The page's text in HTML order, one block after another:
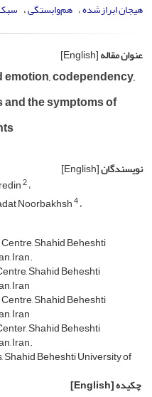
هیجان ابرازشده هم‌وابستگی
عنوان مقاله[English]
codependency,
the symptoms of
نویسندگان[English]
2
Noorbakhsh4
Shahid Beheshti
Iran.
Shahid Beheshti
Iran
Shahid Beheshti
Iran
Shahid Beheshti
Iran.
Beheshti University of
چکیده[English]